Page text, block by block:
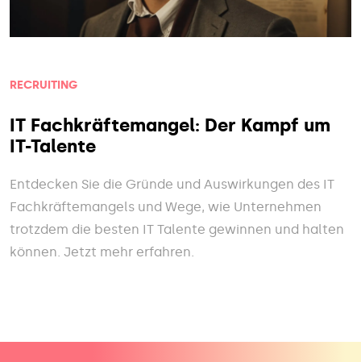
RECRUITING
IT Fachkräftemangel: Der Kampf um
IT-Talente
Entdecken Sie die Gründe und Auswirkungen des IT
Fachkräftemangels und Wege, wie Unternehmen
trotzdem die besten IT Talente gewinnen und halten
können. Jetzt mehr erfahren.